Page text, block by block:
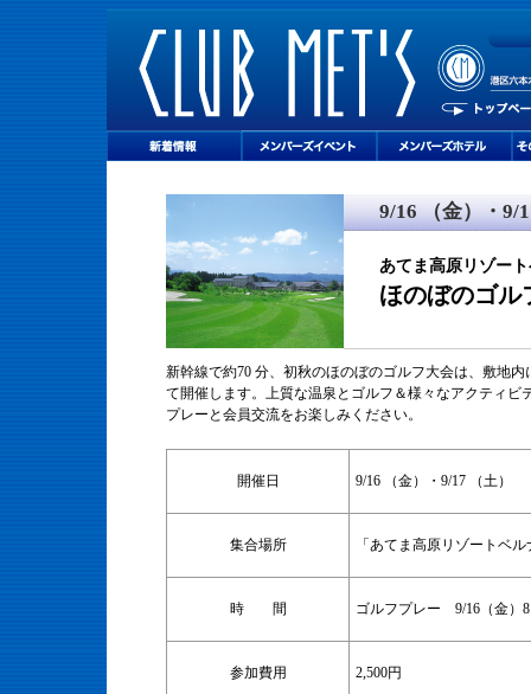
9/16 （金）・9/
あてま高原リゾー
ほのぼのゴル
新幹線で約70 分、初秋のほのぼのゴルフ大会は、敷地内
て開催します。上質な温泉とゴルフ＆様々なアクティビ
プレーと会員交流をお楽しみください。
開催日 9/16 （金）・9/17 （土）
集合場所 「あてま高原リゾートベ
時 間 ゴルフプレー 9/16（金）
参加費用 2,500円